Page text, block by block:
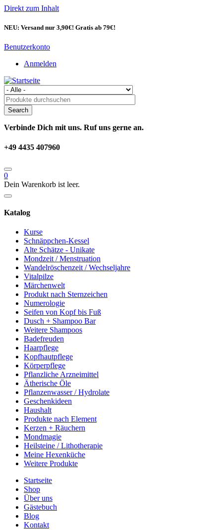
Direkt zum Inhalt
NEU: Versand nur 3,90€! Gratis ab 79€!
Benutzerkonto
Anmelden
Verbinde Dich mit uns. Ruf uns gerne an.
+49 4435 407960
0
Dein Warenkorb ist leer.
Katalog
Kurse
Schnäppchen-Kessel
Alte Schätze - Unikate
Mondzeit / Menstruation
Wandelröschenzeit / Wechseljahre
Vitalpilze
Märchenwelt
Produkt nach Sternzeichen
Numerologie
Seifen von Kopf bis Fuß
Dusch + Shampoo Bar
Weitere Shampoos
Badefreuden
Haarpflege
Kopfhautpflege
Körperpflege
Pflanzliche Arzneimittel
Ätherische Öle
Pflanzenwasser / Hydrolate
Geschenkideen
Haushalt
Produkte nach Element
Kerzen + Räuchern
Mondmagie
Heilsteine / Lithotherapie
Meine Hexenküche
Weitere Produkte
Startseite
Shop
Über uns
Gästebuch
Blog
Kontakt